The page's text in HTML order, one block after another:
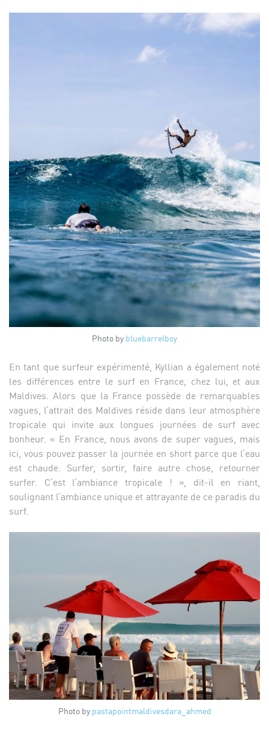
Photo by bluebarrelboy
En tant que surfeur expérimenté, Kyllian a également noté
les différences entre le surf en France, chez lui, et aux
Maldives. Alors que la France possède de remarquables
vagues, l’attrait des Maldives réside dans leur atmosphère
tropicale qui invite aux longues journées de surf avec
bonheur. « En France, nous avons de super vagues, mais
ici, vous pouvez passer la journée en short parce que l’eau
est chaude. Surfer, sortir, faire autre chose, retourner
surfer. C’est l’ambiance tropicale ! », dit-il en riant,
soulignant l’ambiance unique et attrayante de ce paradis du
surf.
Photo by pastapointmaldivesdara_ahmed